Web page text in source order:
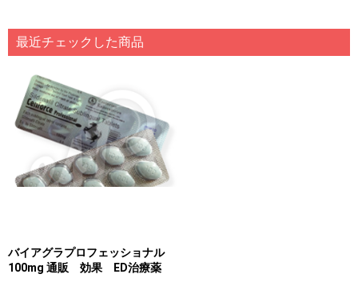
最近チェックした商品
バイアグラプロフェッショナル
100mg 通販 効果 ED治療薬